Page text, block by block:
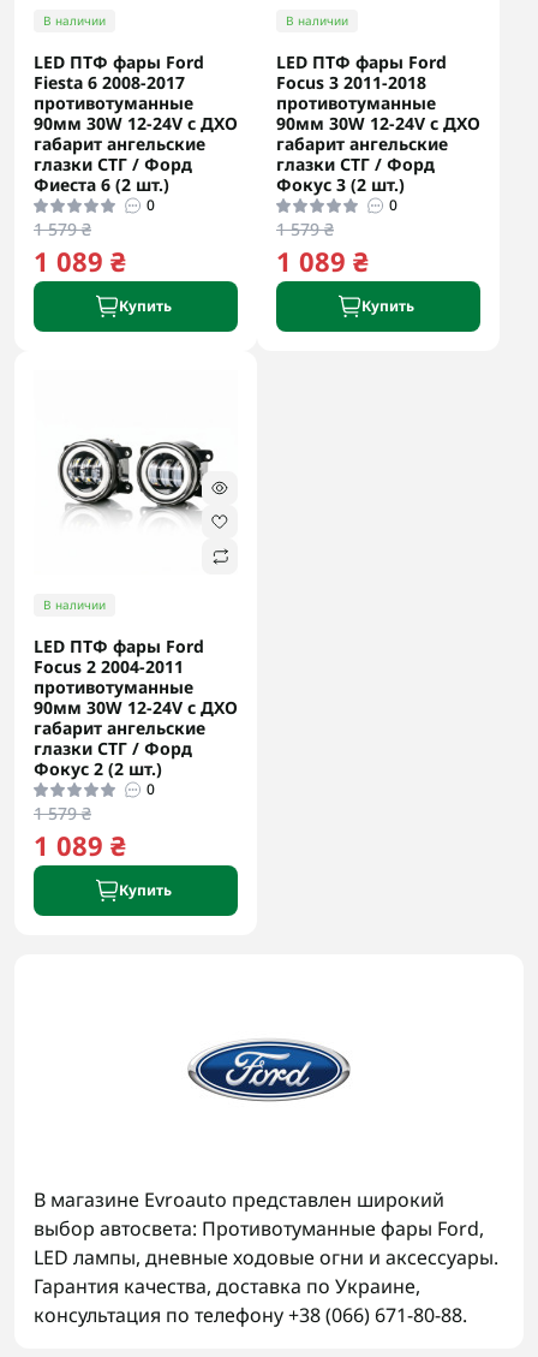
В наличии
LED ПТФ фары Ford
Fiesta 6 2008-2017
противотуманные
90мм 30W 12-24V с ДХО
габарит ангельские
глазки СТГ / Форд
Фиеста 6 (2 шт.)
0
1 579 ₴
1 089 ₴
Купить
В наличии
LED ПТФ фары Ford
Focus 3 2011-2018
противотуманные
90мм 30W 12-24V с ДХО
габарит ангельские
глазки СТГ / Форд
Фокус 3 (2 шт.)
0
1 579 ₴
1 089 ₴
Купить
В наличии
LED ПТФ фары Ford
Focus 2 2004-2011
противотуманные
90мм 30W 12-24V с ДХО
габарит ангельские
глазки СТГ / Форд
Фокус 2 (2 шт.)
0
1 579 ₴
1 089 ₴
Купить
В магазине Evroauto представлен широкий
выбор автосвета: Противотуманные фары Ford,
LED лампы, дневные ходовые огни и аксессуары.
Гарантия качества, доставка по Украине,
консультация по телефону +38 (066) 671-80-88.